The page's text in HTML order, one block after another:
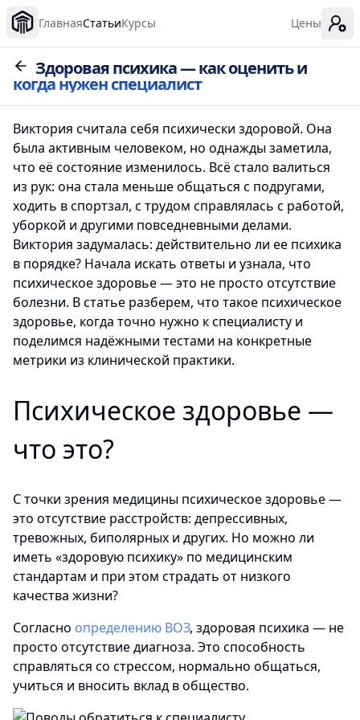
ГлавнаяСтатьиКурсы Цены
Здоровая психика — как оценить и
когда нужен специалист
Виктория считала себя психически здоровой. Она
была активным человеком, но однажды заметила,
что её состояние изменилось. Всё стало валиться
из рук: она стала меньше общаться с подругами,
ходить в спортзал, с трудом справлялась с работой,
уборкой и другими повседневными делами.
Виктория задумалась: действительно ли ее психика
в порядке? Начала искать ответы и узнала, что
психическое здоровье — это не просто отсутствие
болезни. В статье разберем, что такое психическое
здоровье, когда точно нужно к специалисту и
поделимся надёжными тестами на конкретные
метрики из клинической практики.
Психическое здоровье —
что это?
С точки зрения медицины психическое здоровье —
это отсутствие расстройств: депрессивных,
тревожных, биполярных и других. Но можно ли
иметь «здоровую психику» по медицинским
стандартам и при этом страдать от низкого
качества жизни?
Согласно определению ВОЗ, здоровая психика — не
просто отсутствие диагноза. Это способность
справляться со стрессом, нормально общаться,
учиться и вносить вклад в общество.